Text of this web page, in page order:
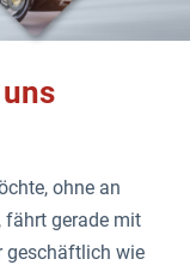
ohne an
fährt gerade mit
geschäftlich wie